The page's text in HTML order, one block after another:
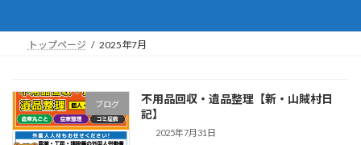
トップページ 2025年7月
ブログ
不用品回収・遺品整理【新・山賊村日
記】
2025年7月31日